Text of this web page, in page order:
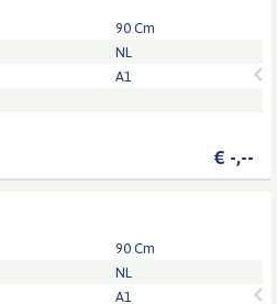
90 Cm
NL
A1
€ -,--
90 Cm
NL
A1